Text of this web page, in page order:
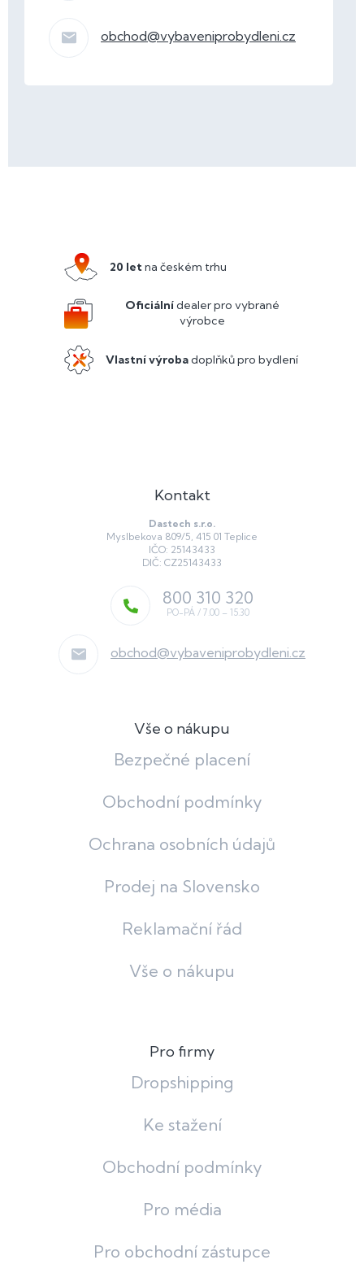
obchod@vybaveniprobydleni.cz
20 letna českém trhu
Oficiálnídealer pro vybrané
výrobce
Vlastní výrobadoplňků pro bydlení
Kontakt
Dastech s.r.o.
Myslbekova 809/5, 415 01 Teplice
IČO: 25143433
DIČ: CZ25143433
obchod@vybaveniprobydleni.cz
800 310 320
Vše o nákupu
Bezpečné placení
Obchodní podmínky
Ochrana osobních údajů
Prodej na Slovensko
Reklamační řád
Vše o nákupu
Pro firmy
Dropshipping
Ke stažení
Obchodní podmínky
Pro média
Pro obchodní zástupce